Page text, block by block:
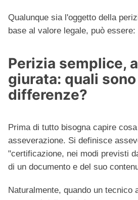
Qualunque sia l'oggetto della
base al valore legale, può essere:
Perizia semplice,
giurata: quali
differenze?
Prima di tutto bisogna capire
asseverazione. Si definisce
"certificazione, nei modi previsti
di un documento e del suo
Naturalmente, quando un tecnico